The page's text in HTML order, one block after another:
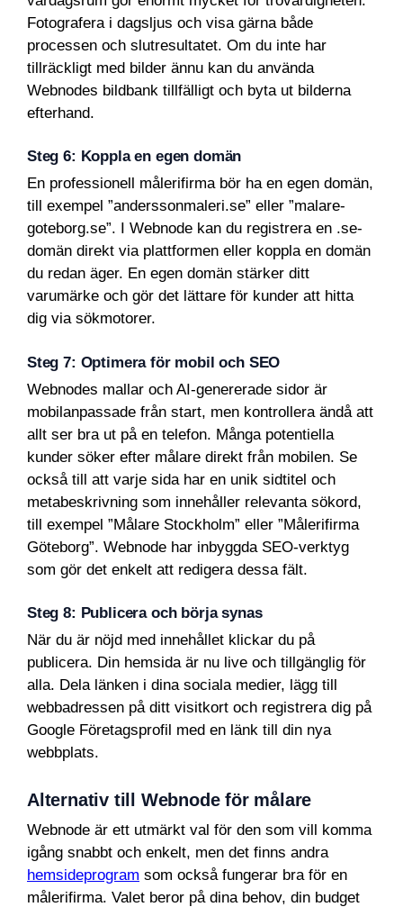
Fotografera i dagsljus och visa gärna både
processen och slutresultatet. Om du inte har
tillräckligt med bilder ännu kan du använda
Webnodes bildbank tillfälligt och byta ut bilderna
efterhand.
Steg 6: Koppla en egen domän
En professionell målerifirma bör ha en egen domän,
till exempel ”anderssonmaleri.se” eller ”malare-
goteborg.se”. I Webnode kan du registrera en .se-
domän direkt via plattformen eller koppla en domän
du redan äger. En egen domän stärker ditt
varumärke och gör det lättare för kunder att hitta
dig via sökmotorer.
Steg 7: Optimera för mobil och SEO
Webnodes mallar och AI-genererade sidor är
mobilanpassade från start, men kontrollera ändå att
allt ser bra ut på en telefon. Många potentiella
kunder söker efter målare direkt från mobilen. Se
också till att varje sida har en unik sidtitel och
metabeskrivning som innehåller relevanta sökord,
till exempel ”Målare Stockholm” eller ”Målerifirma
Göteborg”. Webnode har inbyggda SEO-verktyg
som gör det enkelt att redigera dessa fält.
Steg 8: Publicera och börja synas
När du är nöjd med innehållet klickar du på
publicera. Din hemsida är nu live och tillgänglig för
alla. Dela länken i dina sociala medier, lägg till
webbadressen på ditt visitkort och registrera dig på
Google Företagsprofil med en länk till din nya
webbplats.
Alternativ till Webnode för målare
Webnode är ett utmärkt val för den som vill komma
igång snabbt och enkelt, men det finns andra
hemsideprogram som också fungerar bra för en
målerifirma. Valet beror på dina behov, din budget